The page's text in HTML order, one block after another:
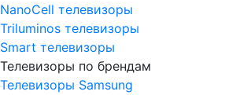
NanoCell телевизоры
Triluminos телевизоры
Smart телевизоры
Телевизоры по брендам
Телевизоры Samsung